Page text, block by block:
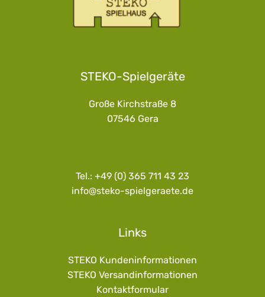
STEKO-Spielgeräte
Große Kirchstraße 8
07546 Gera
Tel.: +49 (0) 365 711 43 23
info@steko-spielgeraete.de
Links
STEKO Kundeninformationen
STEKO Versandinformationen
Kontaktformular